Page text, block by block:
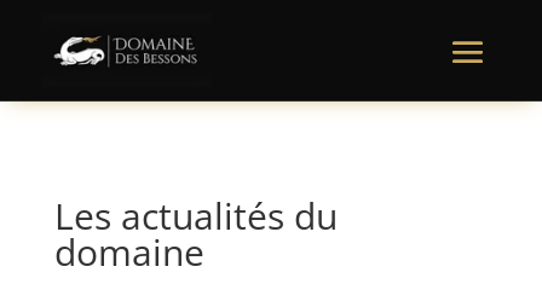
Les actualités du
domaine